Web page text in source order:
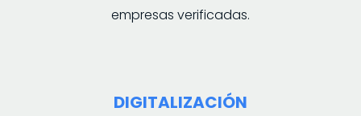
empresas verificadas.
DIGITALIZACIÓN